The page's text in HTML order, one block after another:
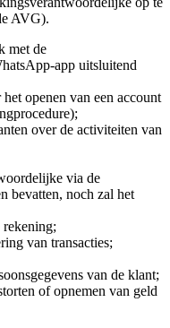
AVG).
met de
app uitsluitend
openen van een account
over de activiteiten van
via de
bevatten, noch zal het
rekening;
van transacties;
van de klant;
of opnemen van geld